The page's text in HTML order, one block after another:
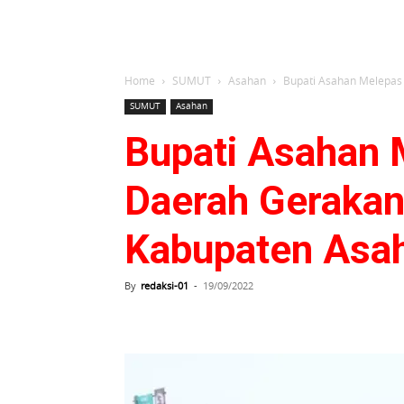
Home SUMUT Asahan Bupati Asahan
SUMUT Asahan
Bupati Asahan
Daerah
Kabupaten
By redaksi-01 - 19/09/2022